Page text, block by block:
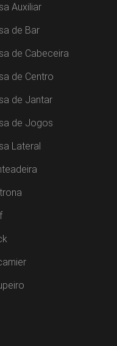
Auxiliar
de Bar
de Cabeceira
de Centro
de Jantar
de Jogos
Lateral